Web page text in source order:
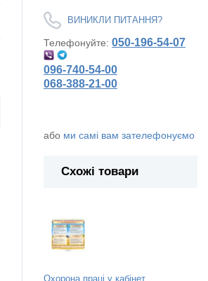
ВИНИКЛИ ПИТАННЯ?
Телефонуйте: 050-196-54-07
096-740-54-00
068-388-21-00
або ми самі вам зателефонуємо
Схожі товари
Охорона праці у кабінет